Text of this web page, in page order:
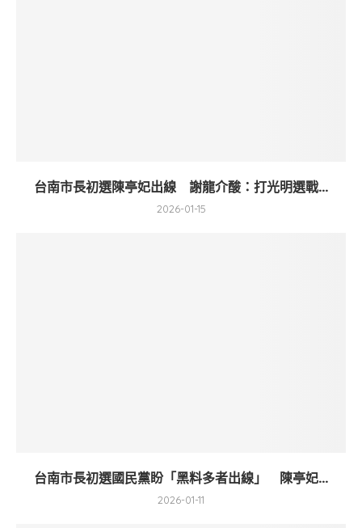
台南市長初選陳亭妃出線 謝龍介酸：打光明選戰...
2026-01-15
台南市長初選國民黨盼「黑料多者出線」 陳亭妃...
2026-01-11